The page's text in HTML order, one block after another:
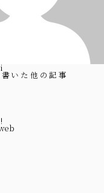
いた他の記事